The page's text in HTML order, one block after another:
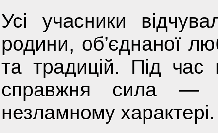
Усі учасники
родини, об’єднаної
та традицій. Під час
справжня сила —
незламному характері.